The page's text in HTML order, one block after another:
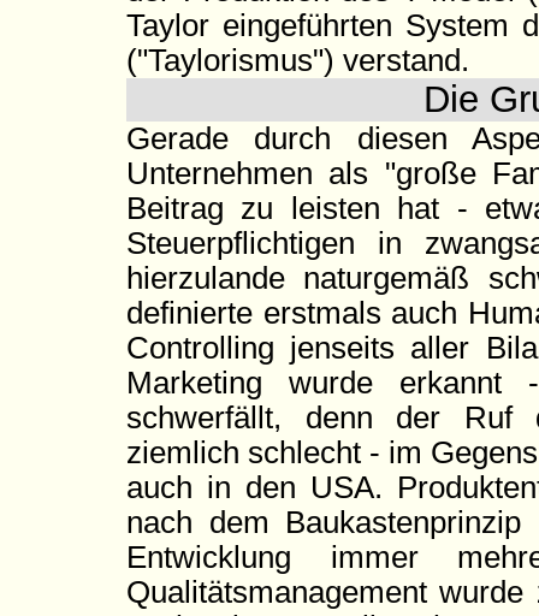
Taylor eingeführten System
("Taylorismus") verstand.
Die
Gerade durch diesen
Unternehmen als "große
Beitrag zu leisten hat -
Steuerpflichtigen in
hierzulande naturgemäß
definierte erstmals auch
Controlling jenseits aller
Marketing wurde erkannt
schwerfällt, denn der Ruf
ziemlich schlecht - im
auch in den USA.
nach dem
Entwicklung immer
Qualitätsmanagement